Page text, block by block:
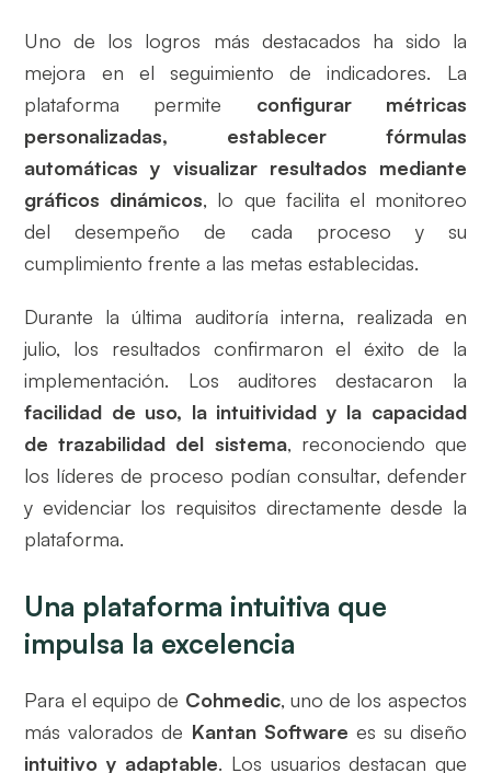
Uno de los logros más destacados ha sido la
mejora en el seguimiento de indicadores. La
plataforma permite configurar métricas
personalizadas, establecer fórmulas
automáticas y visualizar resultados mediante
gráficos dinámicos, lo que facilita el monitoreo
del desempeño de cada proceso y su
cumplimiento frente a las metas establecidas.
Durante la última auditoría interna, realizada en
julio, los resultados confirmaron el éxito de la
implementación. Los auditores destacaron la
facilidad de uso, la intuitividad y la capacidad
de trazabilidad del sistema, reconociendo que
los líderes de proceso podían consultar, defender
y evidenciar los requisitos directamente desde la
plataforma.
Una plataforma intuitiva que
impulsa la excelencia
Para el equipo de Cohmedic, uno de los aspectos
más valorados de Kantan Software es su diseño
intuitivo y adaptable. Los usuarios destacan que